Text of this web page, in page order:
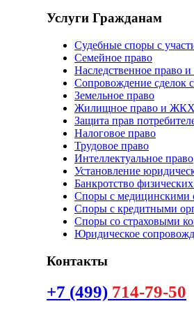
Услуги Гражданам
Судебные споры с
Семейное право
Наследственное право
Сопровождение сделок
Земельное право
Жилищное право и ЖКХ
Защита прав
Налоговое право
Трудовое право
Интеллектуальное право
Установление
Банкротство
Споры с медицинскими
Споры с кредитными
Споры со страховыми
Юридическое
Контакты
+7 (499) 714-79-50